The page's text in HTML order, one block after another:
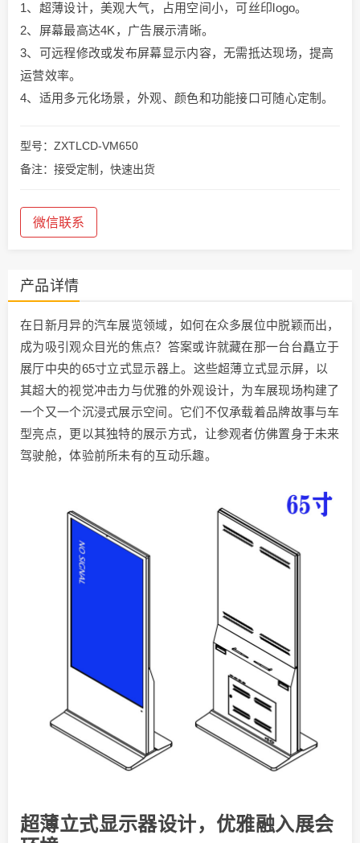
1、超薄设计，美观大气，占用空间小，可丝印logo。
2、屏幕最高达4K，广告展示清晰。
3、可远程修改或发布屏幕显示内容，无需抵达现场，提高
运营效率。
4、适用多元化场景，外观、颜色和功能接口可随心定制。
型号：ZXTLCD-VM650
备注：接受定制，快速出货
微信联系
产品详情
在日新月异的汽车展览领域，如何在众多展位中脱颖而出，
成为吸引观众目光的焦点？答案或许就藏在那一台台矗立于
展厅中央的65寸立式显示器上。这些超薄立式显示屏，以
其超大的视觉冲击力与优雅的外观设计，为车展现场构建了
一个又一个沉浸式展示空间。它们不仅承载着品牌故事与车
型亮点，更以其独特的展示方式，让参观者仿佛置身于未来
驾驶舱，体验前所未有的互动乐趣。
超薄立式显示器设计，优雅融入展会